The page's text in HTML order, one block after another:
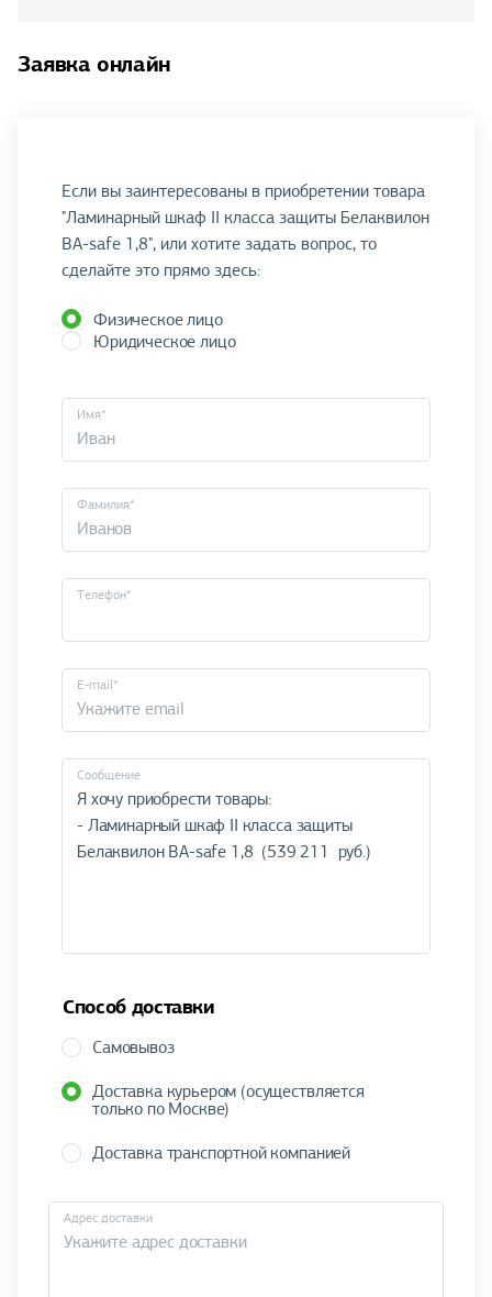
Заявка онлайн
Если вы заинтересованы в приобретении товара
"Ламинарный шкаф II класса защиты Белаквилон
BA-safe 1,8", или хотите задать вопрос, то
сделайте это прямо здесь:
Физическое лицо
Юридическое лицо
Имя*
Фамилия*
Телефон*
E-mail*
Cообщение
Способ доставки
Самовывоз
Доставка курьером (осуществляется
только по Москве)
Доставка транспортной компанией
Адрес доставки